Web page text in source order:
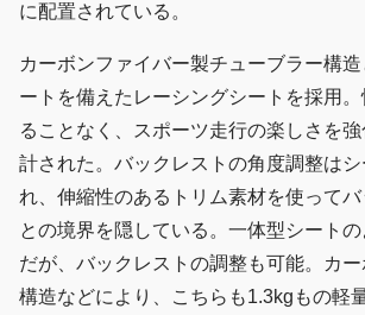
に配置されている。
カーボンファイバー製チューブラー構
ートを備えたレーシングシートを採用
ることなく、スポーツ走行の楽しさを
計された。バックレストの角度調整はシ
れ、伸縮性のあるトリム素材を使って
との境界を隠している。一体型シート
だが、バックレストの調整も可能。カ
構造などにより、こちらも1.3kgもの軽